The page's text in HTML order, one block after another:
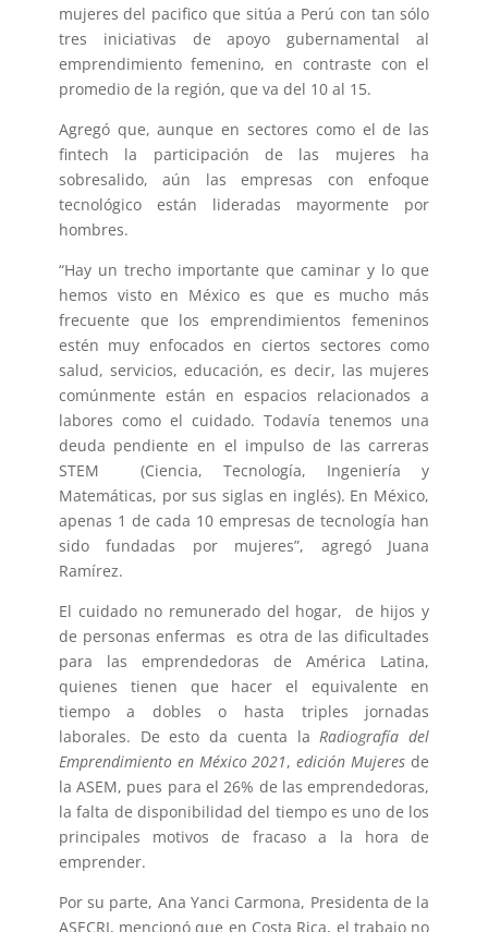
mujeres del pacifico que sitúa a Perú con tan sólo
tres iniciativas de apoyo gubernamental al
emprendimiento femenino, en contraste con el
promedio de la región, que va del 10 al 15.
Agregó que, aunque en sectores como el de las
fintech la participación de las mujeres ha
sobresalido, aún las empresas con enfoque
tecnológico están lideradas mayormente por
hombres.
“Hay un trecho importante que caminar y lo que
hemos visto en México es que es mucho más
frecuente que los emprendimientos femeninos
estén muy enfocados en ciertos sectores como
salud, servicios, educación, es decir, las mujeres
comúnmente están en espacios relacionados a
labores como el cuidado. Todavía tenemos una
deuda pendiente en el impulso de las carreras
STEM (Ciencia, Tecnología, Ingeniería y
Matemáticas, por sus siglas en inglés). En México,
apenas 1 de cada 10 empresas de tecnología han
sido fundadas por mujeres”, agregó Juana
Ramírez.
El cuidado no remunerado del hogar, de hijos y
de personas enfermas es otra de las dificultades
para las emprendedoras de América Latina,
quienes tienen que hacer el equivalente en
tiempo a dobles o hasta triples jornadas
laborales. De esto da cuenta la Radiografía del
Emprendimiento en México 2021,edición Mujeresde
la ASEM, pues para el 26% de las emprendedoras,
la falta de disponibilidad del tiempo es uno de los
principales motivos de fracaso a la hora de
emprender.
Por su parte, Ana Yanci Carmona, Presidenta de la
ASECRI, mencionó que en Costa Rica, el trabajo no